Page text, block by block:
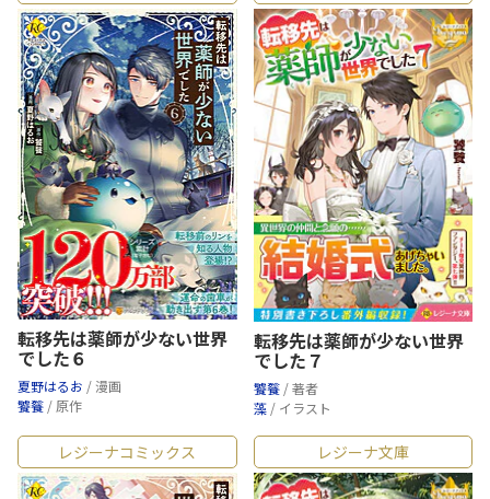
転移先は薬師が少ない世界
でした６
夏野はるお / 漫画
饕餮 / 原作
転移先は薬師が少ない世界
でした７
饕餮 / 著者
藻 / イラスト
レジーナコミックス レジーナ文庫